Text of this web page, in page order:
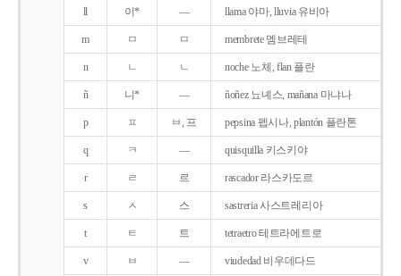
ll 이* ― llama 야마, lluvia 유비아
m ㅁ ㅁ membrete 멤브레테
n ㄴ ㄴ noche 노체, flan 플란
ñ 니* ― ñoñez 뇨녜스, mañana 마냐나
p ㅍ ㅂ, 프 pepsina 펩시나, plantón 플란톤
q ㅋ ― quisquilla 키스키야
r ㄹ 르 rascador 라스카도르
s ㅅ 스 sastreria 사스트레리아
t ㅌ 트 tetraetro 테트라에트로
v ㅂ ― viudedad 비우데다드